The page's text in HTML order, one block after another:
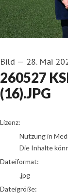
Bild — 28. Mai
260527
(16).JPG
go to media item
Lizenz:
Nutzung in
Die Inhalte
Dateiformat:
.jpg
Dateigröße: